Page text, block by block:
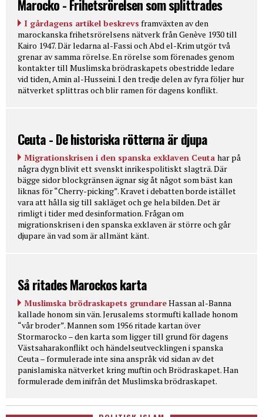
Marocko - Frihetsrörelsen som splittrades
I gårdagens artikel beskrevs framväxten av den
marockanska frihetsrörelsens nätverk från Genève 1930 till
Kairo 1947. Där ledarna al-Fassi och Abd el-Krim utgör två
grenar av samma rörelse. En rörelse som förenades genom
kontakter till Muslimska brödraskapets obestridde ledare
vid tiden, Amin al-Husseini. I den tredje delen av fyra följer hur
nätverket splittras och blir ramen för dagens konflikt.
Ceuta - De historiska rötterna är djupa
Migrationskrisen i den spanska exklaven Ceuta har på
några dygn blivit ett svenskt inrikespolitiskt slagträ. Där
bägge sidor blockgränsen ägnar sig åt något som bäst kan
liknas för “Cherry-picking”. Kravet i debatten borde istället
vara att hålla sig till sakläget och ge hela bilden. Det är
rimligt i tider med desinformation. Frågan om
migrationskrisen i den spanska exklaven är större och går
djupare än vad som är allmänt känt.
Så ritades Marockos karta
Muslimska brödraskapets grundareHassan al-Banna
kallade honom sin vän. Jerusalems stormufti kallade honom
“vår broder”. Mannen som 1956 ritade kartan över
Stormarocko – den karta som ligger till grund för dagens
Västsaharakonflikt och händelseutvecklingen i spanska
Ceuta – formulerade inte sina anspråk vid sidan av det
panislamiska nätverket kring muftin och Brödraskapet. Han
formulerade dem inifrån det Muslimska brödraskapet.